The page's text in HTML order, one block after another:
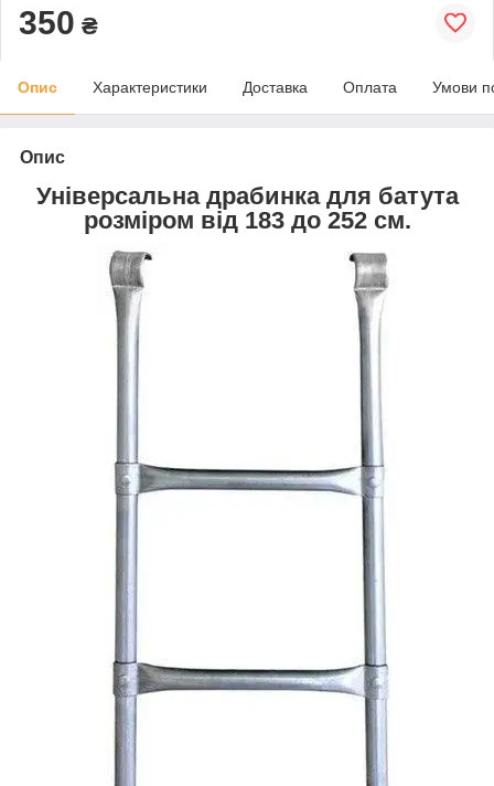
350 ₴
Опис Характеристики Доставка Оплата Умови
Опис
Універсальна драбинка для батута
розміром від 183 до 252 см.